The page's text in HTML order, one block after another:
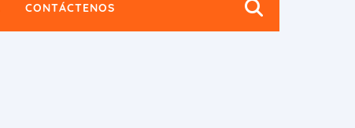
CONTÁCTENOS